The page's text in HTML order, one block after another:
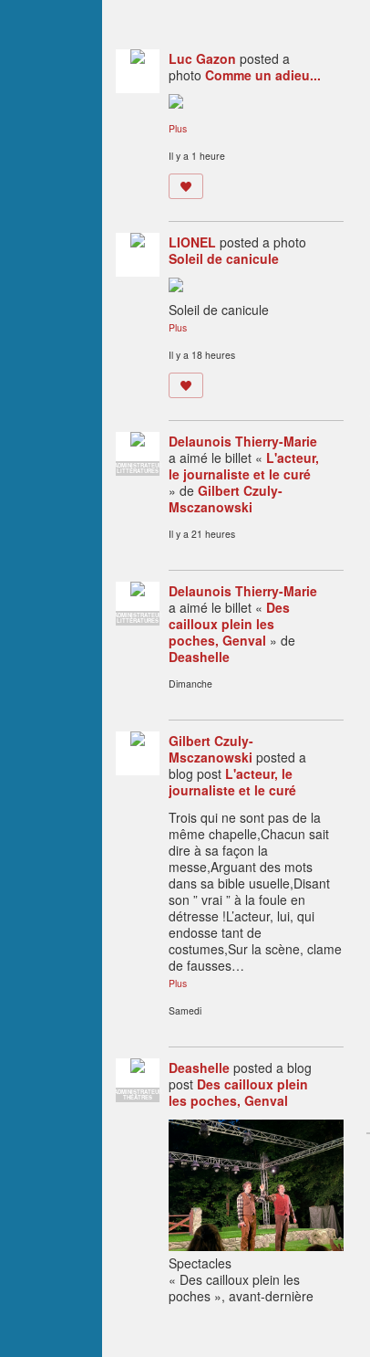
Luc Gazon posted a
photo Comme un adieu...
Plus
Il y a 1 heure
LIONEL posted a photo
Soleil de canicule
Soleil de canicule
Plus
Il y a 18 heures
ADMINISTRATEUR
LITTÉRATURES
Delaunois Thierry-Marie
a aimé le billet « L'acteur,
le journaliste et le curé
» de Gilbert Czuly-
Msczanowski
Il y a 21 heures
ADMINISTRATEUR
LITTÉRATURES
Delaunois Thierry-Marie
a aimé le billet « Des
cailloux plein les
poches, Genval » de
Deashelle
Dimanche
Gilbert Czuly-
Msczanowski posted a
blog post L'acteur, le
journaliste et le curé
Trois qui ne sont pas de la
même chapelle,Chacun sait
dire à sa façon la
messe,Arguant des mots
dans sa bible usuelle,Disant
son ” vrai ” à la foule en
détresse !L’acteur, lui, qui
endosse tant de
costumes,Sur la scène, clame
de fausses…
Plus
Samedi
ADMINISTRATEUR
THÉÂTRES
Deashelle posted a blog
post Des cailloux plein
les poches, Genval
Spectacles
« Des cailloux plein les
poches », avant-dernière